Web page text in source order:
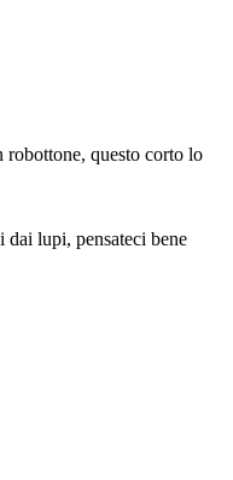
robottone, questo corto lo
dai lupi, pensateci bene